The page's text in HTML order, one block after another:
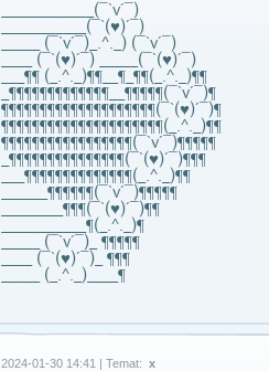
____________(¯`v´¯)
___________(¯`(♥)´¯)
_____ (¯`v´¯)_.^._) (¯`v´¯)
____ (¯`(♥)´¯) _____(¯`(♥)´¯)
___¶¶ (_.^._)¶¶__¶_¶¶(_.^._)¶¶
_¶¶¶¶¶¶¶¶¶¶¶¶¶__¶¶¶¶¶(¯`v´¯)¶
¶¶¶¶¶¶¶¶¶¶¶¶¶¶¶¶¶¶¶¶(¯`(♥)´¯)¶
¶¶¶¶¶¶¶¶¶¶¶¶¶¶¶¶¶¶¶¶¶(_.^._)¶¶
¶¶¶¶¶¶¶¶¶¶¶¶¶¶¶¶¶(¯`v´¯)¶¶¶¶¶
_¶¶¶¶¶¶¶¶¶¶¶¶¶¶¶(¯`(♥)´¯)¶¶¶
___¶¶¶¶¶¶¶¶¶¶¶¶¶¶(_.^._)¶¶
______¶¶¶¶¶¶(¯`v´¯)¶¶¶¶¶
________¶¶¶(¯`(♥)´¯)¶¶
___________¶(_.^._)¶
_____ (¯`v´¯)_ ¶¶¶¶¶
____ (¯`(♥)´¯)_ ¶¶¶
_____ (_.^._)____¶
2024-01-30 14:41 | Temat: x